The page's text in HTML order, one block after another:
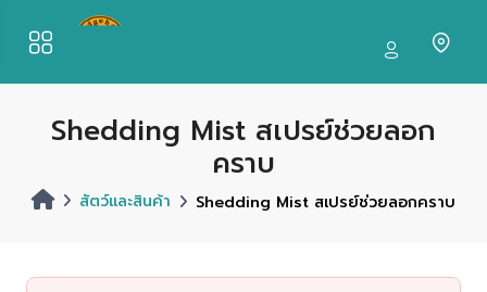
Shedding Mist สเปรย์ช่วยลอก
คราบ
สัตว์และสินค้า Shedding Mist สเปรย์ช่วยลอกคราบ